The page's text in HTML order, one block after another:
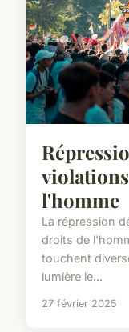
l'homme
La répression
droits de
touchent
lumière le...
27 février 2025